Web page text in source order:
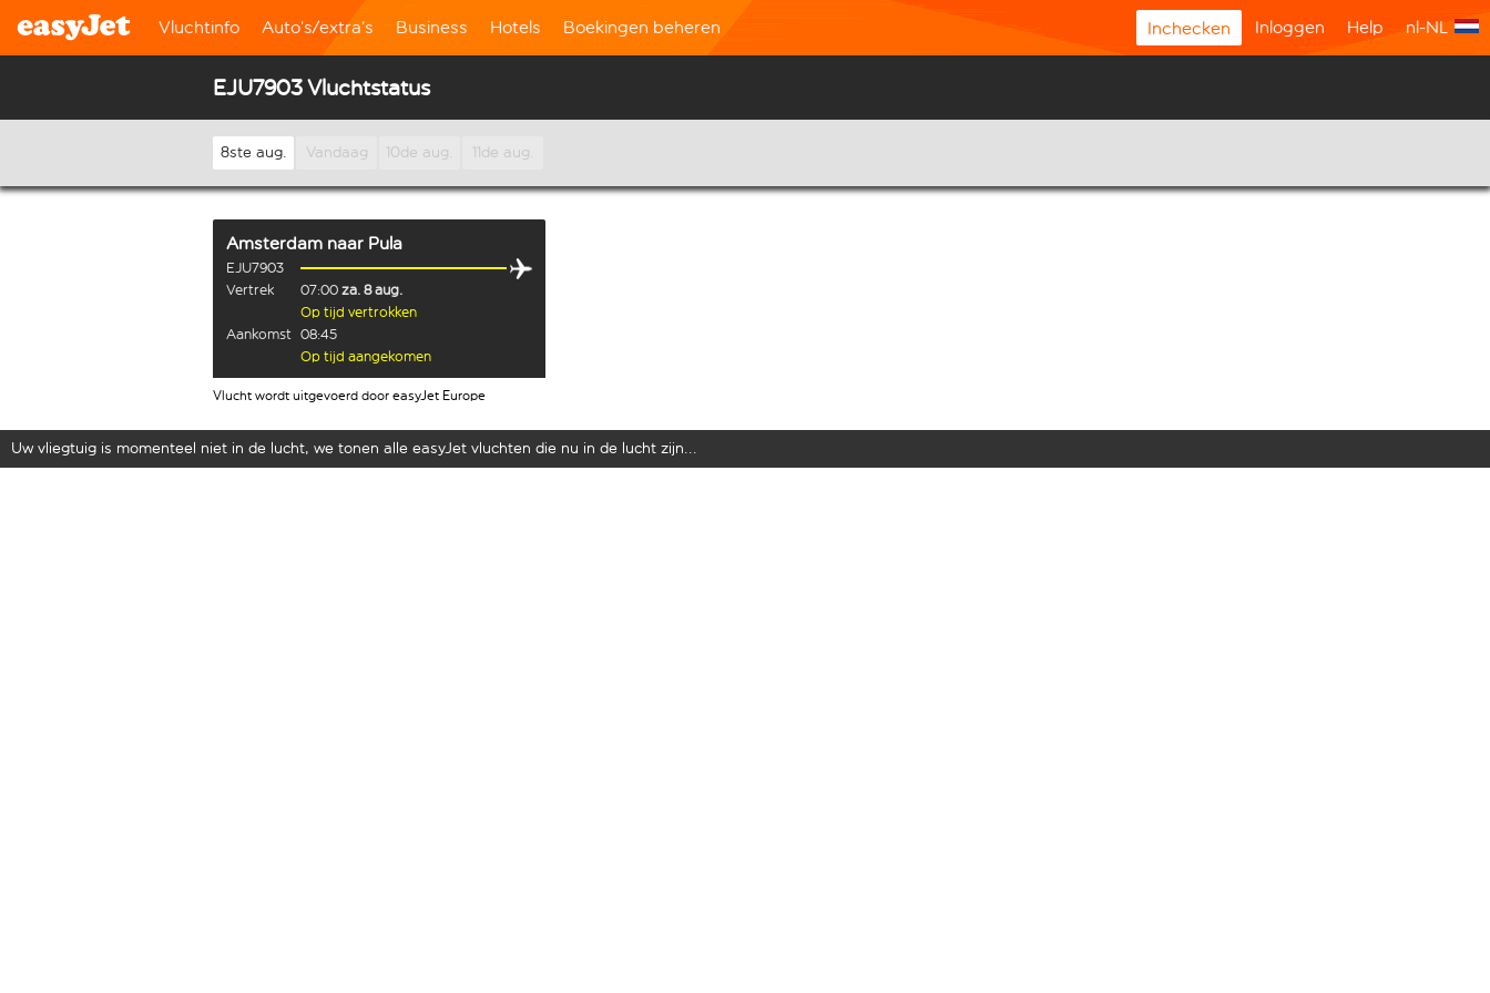
Vluchtinfo Auto’s/extra’s Business Hotels Boekingen beheren Inchecken Inloggen Help nl-NL
EJU7903 Vluchtstatus
8ste aug. Vandaag 10de aug. 11de aug.
Amsterdam naar Pula
EJU7903
Vertrek
07:00 za. 8 aug.
Op tijd vertrokken
Aankomst 08:45
Op tijd aangekomen
Vlucht wordt uitgevoerd door easyJet Europe
Uw vliegtuig is momenteel niet in de lucht, we tonen alle easyJet vluchten die nu in de lucht zijn...